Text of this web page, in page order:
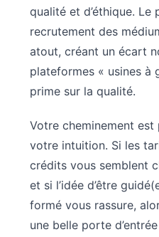
qualité et d’éthique. Le
recrutement des
atout, créant un écart
plateformes « usines à
prime sur la qualité.
Votre cheminement est
votre intuition. Si les
crédits vous semblent
et si l’idée d’être
formé vous rassure,
une belle porte